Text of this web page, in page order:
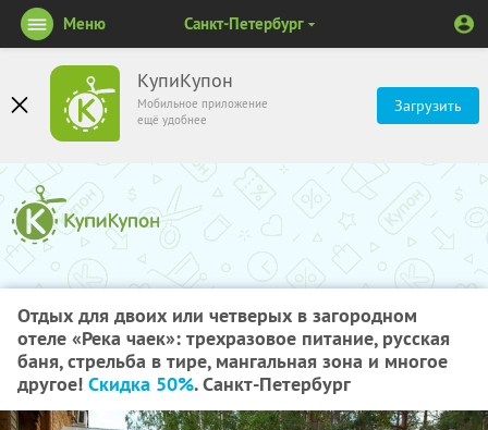
КупиКупон
Мобильное приложение
ещё удобнее
Загрузить
Меню Санкт-Петербург
Отдых для двоих или четверых в загородном
отеле «Река чаек»: трехразовое питание, русская
баня, стрельба в тире, мангальная зона и многое
другое! Скидка 50%. Санкт-Петербург